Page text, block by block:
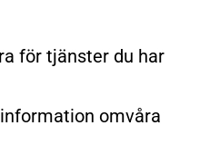
för tjänster du har
omvåra